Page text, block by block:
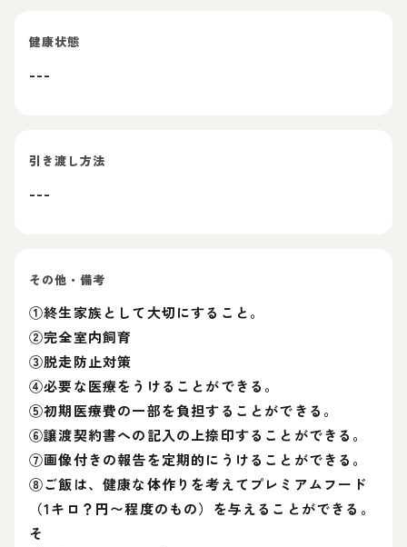
健康状態
---
引き渡し方法
---
その他・備考
①終生家族として大切にすること。
②完全室内飼育
③脱走防止対策
④必要な医療をうけることができる。
⑤初期医療費の一部を負担することができる。
⑥譲渡契約書への記入の上捺印することができる。
⑦画像付きの報告を定期的にうけることができる。
⑧ご飯は、健康な体作りを考えてプレミアムフード
（1キロ？円〜程度のもの）を与えることができる。
そ